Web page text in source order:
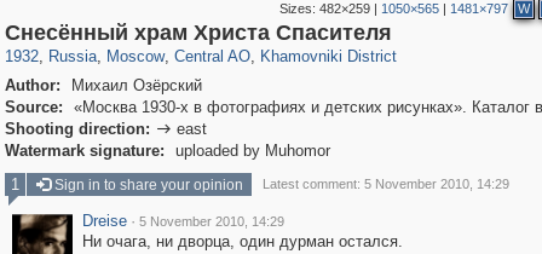
Sizes: 482×259| 1050×565| 1481×797 W
Снесённый храм Христа Спасителя
1932, Russia
1,407,406 29,248
, Moscow
319,882 8,286
, Central AO
160,021 5,916
, Khamovniki District
19,395 722
Author:
Михаил Озёрский
Source:
«Москва 1930-х в фотографиях и детских рисунках». Каталог
Shooting direction:  east
Watermark signature:
uploaded by Muhomor
1
Sign in to share your opinion Latest comment: 5 November 2010, 14:29
Dreise · 5 November 2010, 14:29
Ни очага, ни дворца, один дурман остался.